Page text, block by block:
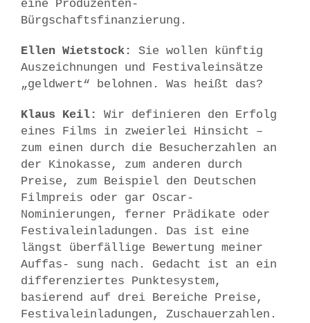
eine Produzenten-
Bürgschaftsfinanzierung.
Ellen Wietstock:
Sie wollen künftig
Auszeichnungen und Festivaleinsätze
„geldwert“ belohnen. Was heißt das?
Klaus Keil: Wir definieren den Erfolg
eines Films in zweierlei Hinsicht –
zum einen durch die Besucherzahlen an
der Kinokasse, zum anderen durch
Preise, zum Beispiel den Deutschen
Filmpreis oder gar Oscar-
Nominierungen, ferner Prädikate oder
Festivaleinladungen. Das ist eine
längst überfällige Bewertung meiner
Auffas- sung nach. Gedacht ist an ein
differenziertes Punktesystem,
basierend auf drei Bereiche Preise,
Festivaleinladungen, Zuschauerzahlen.